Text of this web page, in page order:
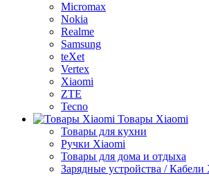
Micromax
Nokia
Realme
Samsung
teXet
Vertex
Xiaomi
ZTE
Tecno
Товары Xiaomi
Товары для кухни
Ручки Xiaomi
Товары для дома и отдыха
Зарядные устройства / Кабели